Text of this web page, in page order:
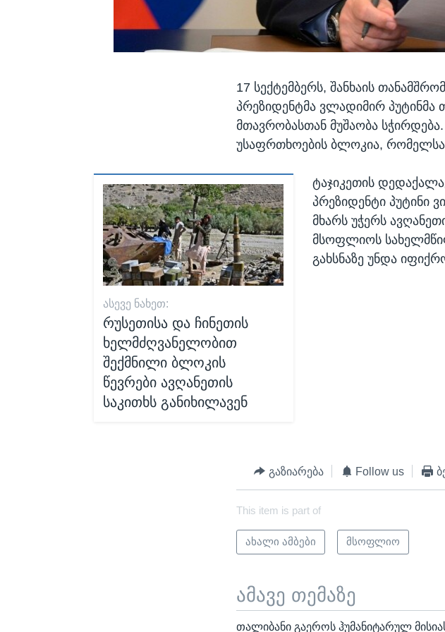
17 სექტემბერს, შანხაის
პრეზიდენტმა ვლადიმირ პუტინმა
მთავრობასთან მუშაობა
უსაფრთხოების ბლოკია,
ᲐᲡᲔᲕᲔ ᲜᲐᲮᲔᲗ:
რუსეთისა და ჩინეთის
ხელმძღვანელობით
შექმნილი ბლოკის
წევრები ავღანეთის
საკითხს განიხილავენ
ტაჯიკეთის
პრეზიდენტი პუტინი
მხარს უჭერს
მსოფლიოს
გახსნაზე უნდა
გაზიარება Follow us
This item is part of
ახალი ამბები მსოფლიო
ამავე თემაზე
თალიბანი გაეროს ჰუმანიტარულ